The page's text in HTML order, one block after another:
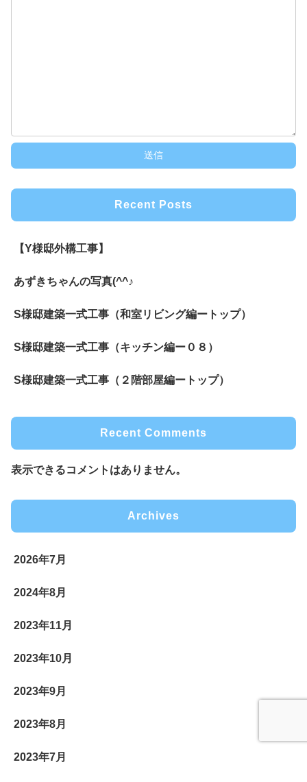
Recent Posts
【Y様邸外構工事】
あずきちゃんの写真(^^♪
S様邸建築一式工事（和室リビング編ートップ）
S様邸建築一式工事（キッチン編ー０８）
S様邸建築一式工事（２階部屋編ートップ）
Recent Comments
表示できるコメントはありません。
Archives
2026年7月
2024年8月
2023年11月
2023年10月
2023年9月
2023年8月
2023年7月